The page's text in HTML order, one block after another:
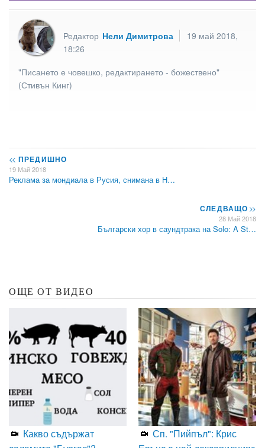
Редактор Нели Димитрова
19 май 2018,
18:26
"Писането е човешко, редактирането - божествено"
(Стивън Кинг)
<< ПРЕДИШНО
19 Май 2018
Реклама за мондиала в Русия, снимана в Н…
СЛЕДВАЩО>>
28 Май 2018
Български хор в саундтрака на Solo: A St…
ОЩЕ ОТ ВИДЕО
Какво съдържат
Сп. "Пийпъл": Крис